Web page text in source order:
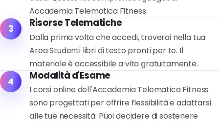
Accademia Telematica Fitness.
3 Risorse Telematiche
Dalla prima volta che accedi, troverai nella tua
Area Studenti libri di testo pronti per te. Il
materiale è accessibile a vita gratuitamente.
4 Modalità d'Esame
I corsi online dell'Accademia Telematica Fitness
sono progettati per offrire flessibilità e adattarsi
alle tue necessità. Puoi decidere di sostenere